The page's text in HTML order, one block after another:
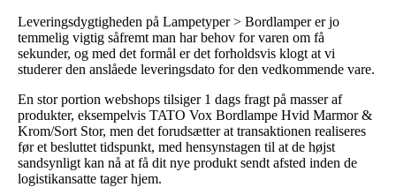
Leveringsdygtigheden på Lampetyper > Bordlamper er jo
temmelig vigtig såfremt man har behov for varen om få
sekunder, og med det formål er det forholdsvis klogt at vi
studerer den anslåede leveringsdato for den vedkommende vare.
En stor portion webshops tilsiger 1 dags fragt på masser af
produkter, eksempelvis TATO Vox Bordlampe Hvid Marmor &
Krom/Sort Stor, men det forudsætter at transaktionen realiseres
før et besluttet tidspunkt, med hensynstagen til at de højst
sandsynligt kan nå at få dit nye produkt sendt afsted inden de
logistikansatte tager hjem.